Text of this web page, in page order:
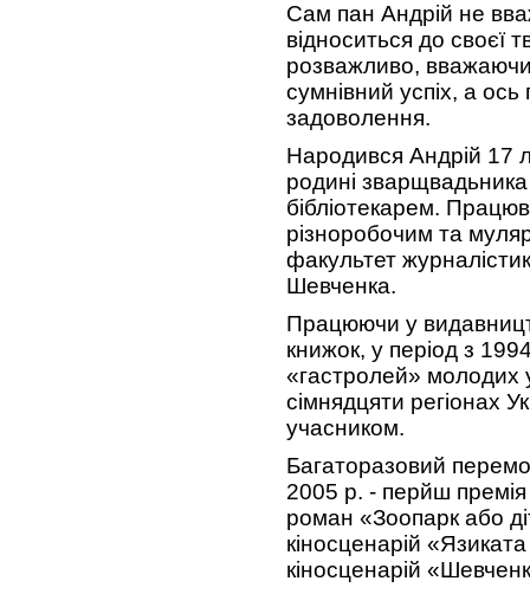
Сам пан Андрій не
відноситься до своєї
розважливо,
сумнівний успіх, а
задоволення.
Народився Андрій 17
родині
бібліотекарем.
різноробочим та
факультет
Шевченка.
Працюючи у
книжок, у період з
«гастролей» молодих
сімнядцяти регіонах
учасником.
Багаторазовий
2005 р. - перйш
роман «Зоопарк або
кіносценарій
кіносценарій